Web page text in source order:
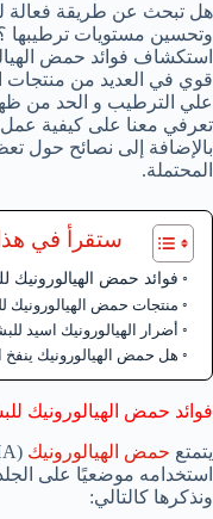
هل تبحث عن طريقة فعالة
وتحسين مستويات ترطيبها
استكشاف فوائد حمض
قوي في العديد من منتجات
علي الترطيب و الحد من
تعرفي معنا على كيفية عمل
بالإضافة إلى نصائح حول
المحتملة.
ستقرأ في
فوائد حمض الهيالورونيك
منتجات حمض الهيالورونيك
أضرار الهيالورونيك اسيد
هل حمض الهيالورونيك ينفخ
فوائد حمض الهيالورونيك
يتمتع حمض الهيالورونيك
استخدامه موضعيًا على
ونذكرها كالتالي: